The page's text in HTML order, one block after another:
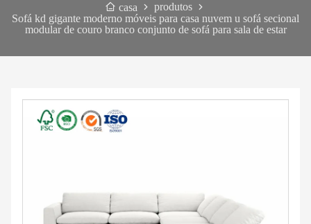
casa
produtos
Sofá kd gigante moderno móveis para casa nuvem u sofá secional
modular de couro branco conjunto de sofá para sala de estar